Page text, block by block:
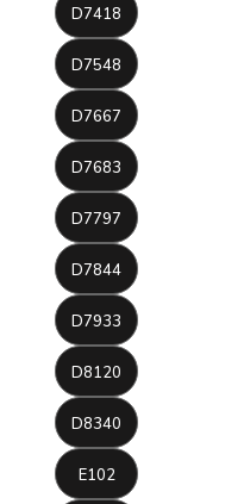
D7418
D7548
D7667
D7683
D7797
D7844
D7933
D8120
D8340
E102